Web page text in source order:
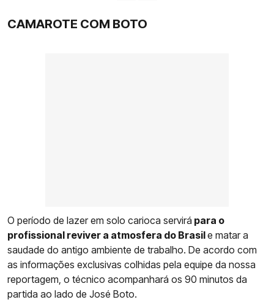
CAMAROTE COM BOTO
O período de lazer em solo carioca servirá para o
profissional reviver a atmosfera do Brasile matar a
saudade do antigo ambiente de trabalho. De acordo com
as informações exclusivas colhidas pela equipe da nossa
reportagem, o técnico acompanhará os 90 minutos da
partida ao lado de José Boto.